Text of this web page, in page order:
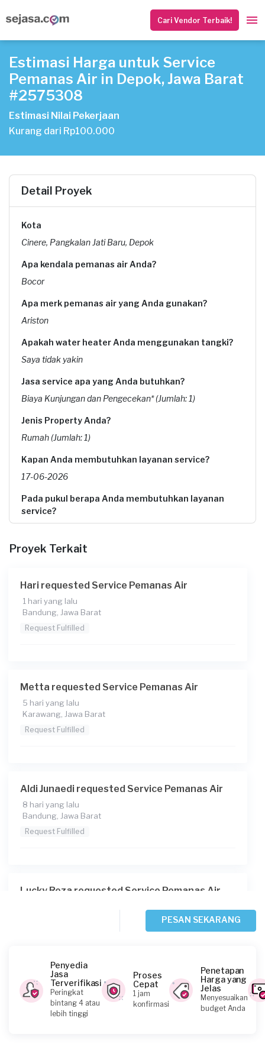
Cari Vendor Terbaik!
Estimasi Harga untuk Service
Pemanas Air in Depok, Jawa Barat
#2575308
Estimasi Nilai Pekerjaan
Kurang dari Rp100.000
Detail Proyek
Kota
Cinere, Pangkalan Jati Baru, Depok
Apa kendala pemanas air Anda?
Bocor
Apa merk pemanas air yang Anda gunakan?
Ariston
Apakah water heater Anda menggunakan tangki?
Saya tidak yakin
Jasa service apa yang Anda butuhkan?
Biaya Kunjungan dan Pengecekan* (Jumlah: 1)
Jenis Property Anda?
Rumah (Jumlah: 1)
Kapan Anda membutuhkan layanan service?
17-06-2026
Pada pukul berapa Anda membutuhkan layanan
service?
Berapa budget total untuk layanan ini?
Proyek Terkait
Hari requested Service Pemanas Air
1 hari yang lalu
Bandung, Jawa Barat
Request Fulfilled
Metta requested Service Pemanas Air
5 hari yang lalu
Karawang, Jawa Barat
Request Fulfilled
Aldi Junaedi requested Service Pemanas Air
8 hari yang lalu
Bandung, Jawa Barat
Request Fulfilled
Lucky Reza requested Service Pemanas Air
Arins requested Service Pemanas Air
12 hari yang lalu
Bogor Kabupaten, Jawa Barat
PESAN SEKARANG
Penyedia
Jasa
Terverifikasi
Peringkat
bintang 4 atau
lebih tinggi
Proses
Cepat
1 jam
konfirmasi
Penetapan
Harga yang
Jelas
Menyesuaikan
budget Anda